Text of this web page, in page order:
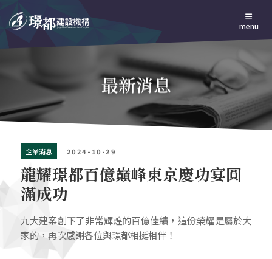
menu
最新消息
企業消息 2024-10-29
龍耀璟都百億巔峰東京慶功宴圓
滿成功
九大建案創下了非常輝煌的百億佳績，這份榮耀是屬於大
家的，再次感謝各位與璟都相挺相伴！